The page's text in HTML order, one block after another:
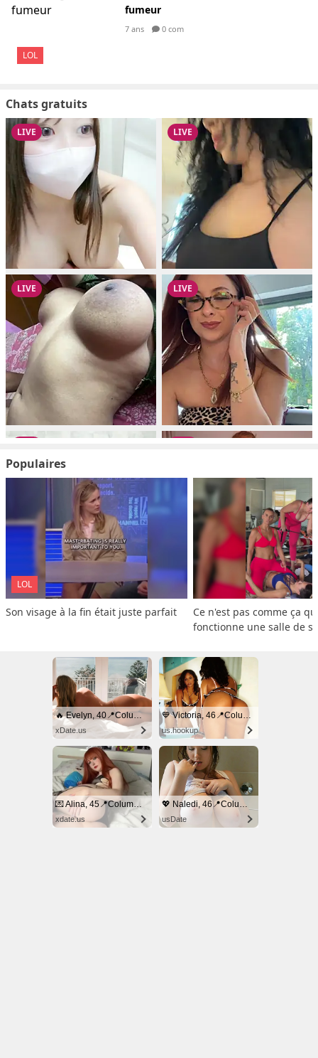
LOL
fumeur
7 ans 0 com
Chats gratuits
Populaires
LOL
Son visage à la fin était juste parfait
Ce n'est pas comme ça
fonctionne une salle de